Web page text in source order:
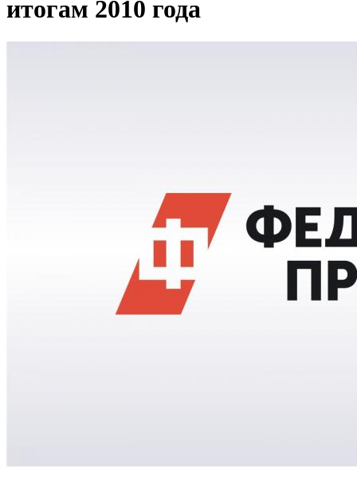
итогам 2010 года